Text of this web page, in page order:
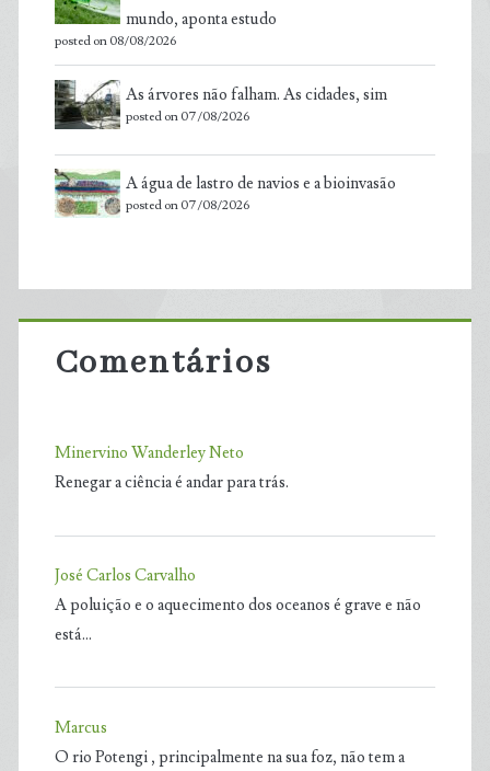
mundo, aponta estudo
posted on 08/08/2026
As árvores não falham. As cidades, sim
posted on 07/08/2026
A água de lastro de navios e a bioinvasão
posted on 07/08/2026
Comentários
Minervino Wanderley Neto
Renegar a ciência é andar para trás.
José Carlos Carvalho
A poluição e o aquecimento dos oceanos é grave e não
está…
Marcus
O rio Potengi , principalmente na sua foz, não tem a